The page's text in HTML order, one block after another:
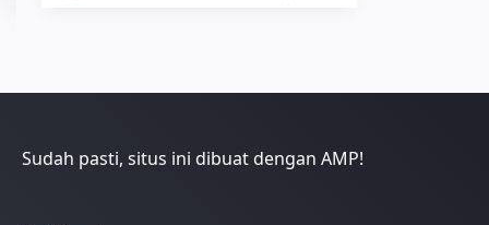
Sudah pasti, situs ini dibuat dengan AMP!